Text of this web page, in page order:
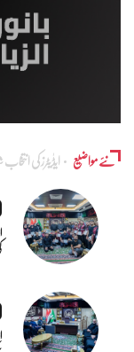
نئے مواضیع ایڈٰیٹرز کی